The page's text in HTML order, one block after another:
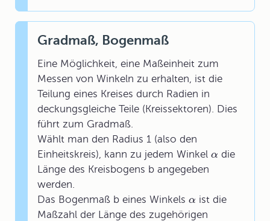
Gradmaß, Bogenmaß
Eine Möglichkeit, eine Maßeinheit zum
Messen von Winkeln zu erhalten, ist die
Teilung eines Kreises durch Radien in
deckungsgleiche Teile (Kreissektoren). Dies
führt zum Gradmaß.
Wählt man den Radius 1 (also den
Einheitskreis), kann zu jedem Winkel α die
Länge des Kreisbogens b angegeben
werden.
Das Bogenmaß b eines Winkels α ist die
Maßzahl der Länge des zugehörigen